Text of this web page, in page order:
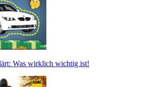
Was wirklich wichtig ist!